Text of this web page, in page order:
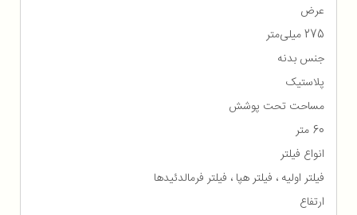
عرض
275 میلی‌متر
جنس بدنه
پلاستیک
مساحت تحت پوشش
60 متر
انواع فیلتر
فیلتر اولیه ، فیلتر هپا ، فیلتر فرمالدئیدها
ارتفاع